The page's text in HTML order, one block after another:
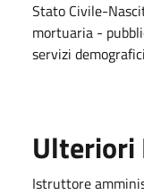
Stato Civile-
mortuaria -
servizi demografici
Ulteriori
Istruttore